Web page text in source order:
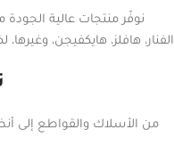
الفنار، هافلز، هايكفيجن،
من الأسلاك والقواطع إلى